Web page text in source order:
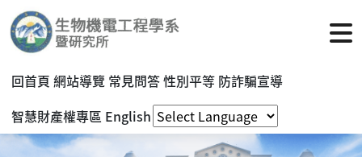
回首頁 網站導覽 常見問答性別平等 防詐騙宣導
智慧財產權專區 English